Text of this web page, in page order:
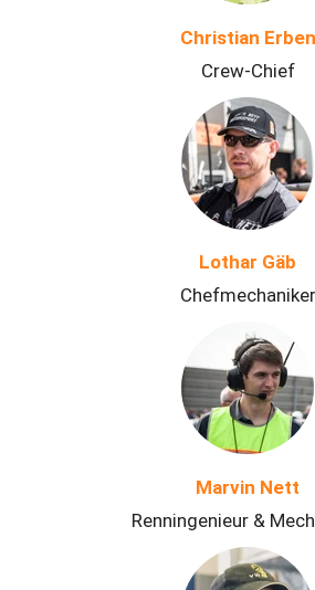
Christian Erben
Crew-Chief
Lothar Gäb
Chefmechaniker
Marvin Nett
Renningenieur &